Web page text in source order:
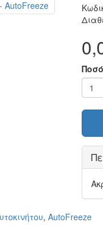
, AutoFreeze